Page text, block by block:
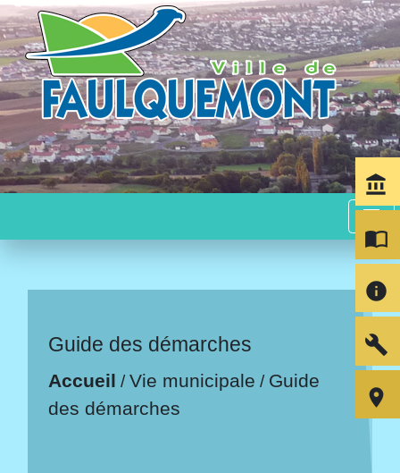
menu
Guide des démarches
Accueil /Vie municipale / Guide
des démarches
account_balance
import_contacts
info
build
room